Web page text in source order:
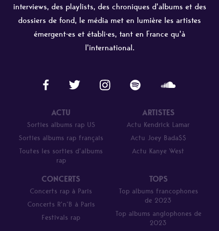
interviews, des playlists, des chroniques d'albums et des
dossiers de fond, le média met en lumière les artistes
émergent·es et établi·es, tant en France qu'à
l'international.
ACTU
Sorties albums rap US
Sorties albums rap français
Toutes les sorties d’albums
rap
ARTISTES
Actu Kendrick Lamar
Actu Joey Bada$$
Actu Kanye West
CONCERTS
Concerts rap à Paris
Concerts R’n’B à Paris
Festivals rap
TOPS
Top albums francophones
de 2023
Top albums anglophones de
2023